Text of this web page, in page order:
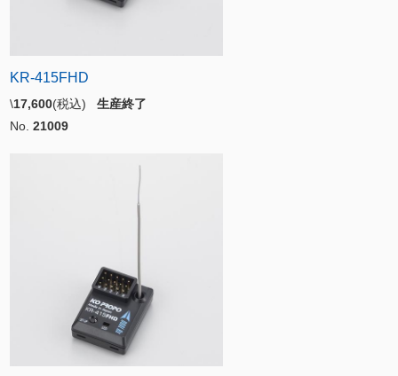
KR-415FHD
\17,600(税込) 生産終了
No. 21009